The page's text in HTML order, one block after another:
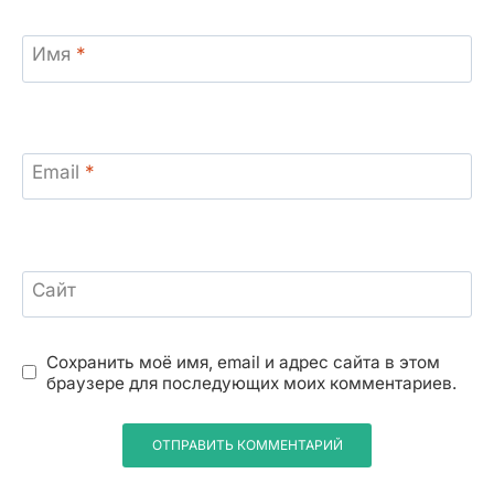
Имя *
Email *
Сайт
Сохранить моё имя, email и адрес сайта в этом
браузере для последующих моих комментариев.